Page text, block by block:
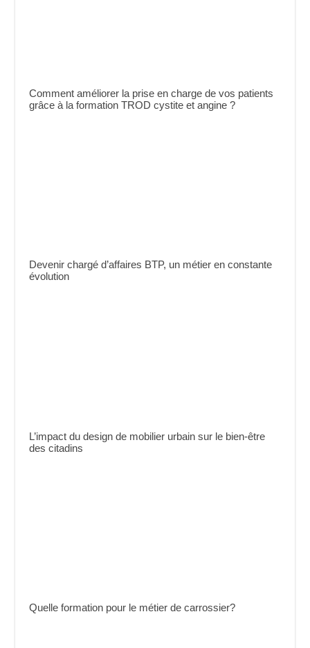
Comment améliorer la prise en charge de vos patients
grâce à la formation TROD cystite et angine ?
Devenir chargé d’affaires BTP, un métier en constante
évolution
L’impact du design de mobilier urbain sur le bien-être
des citadins
Quelle formation pour le métier de carrossier?